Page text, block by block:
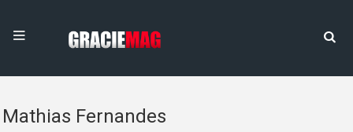
Mathias Fernandes